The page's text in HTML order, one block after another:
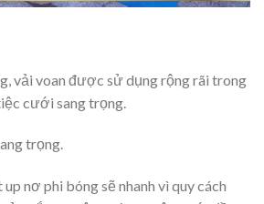
vải voan được sử dụng rộng rãi trong
cưới sang trọng.
trọng.
nơ phi bóng sẽ nhanh vì quy cách